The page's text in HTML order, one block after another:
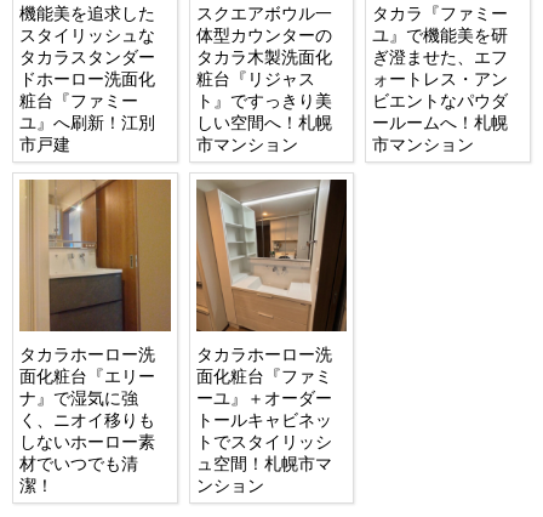
機能美を追求した
スタイリッシュな
タカラスタンダー
ドホーロー洗面化
粧台『ファミー
ユ』へ刷新！江別
市戸建
スクエアボウル一
体型カウンターの
タカラ木製洗面化
粧台『リジャス
ト』ですっきり美
しい空間へ！札幌
市マンション
タカラ『ファミー
ユ』で機能美を研
ぎ澄ませた、エフ
ォートレス・アン
ビエントなパウダ
ールームへ！札幌
市マンション
タカラホーロー洗
面化粧台『エリー
ナ』で湿気に強
く、ニオイ移りも
しないホーロー素
材でいつでも清
潔！
タカラホーロー洗
面化粧台『ファミ
ーユ』＋オーダー
トールキャビネッ
トでスタイリッシ
ュ空間！札幌市マ
ンション